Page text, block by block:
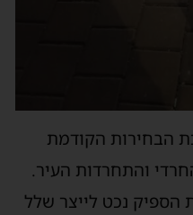
הבחירות הקודמת
והתחרדות העיר.
הספיק נכט לייצר שלל